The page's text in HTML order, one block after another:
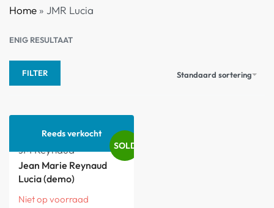
Home » JMR Lucia
ENIG RESULTAAT
Standaard sortering
FILTER
Reeds verkocht
SOLD
JM Reynaud
Jean Marie Reynaud
Lucia (demo)
Niet op voorraad